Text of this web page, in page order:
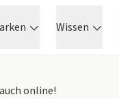
Wissen
online!